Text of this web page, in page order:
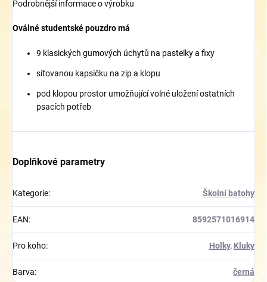
Podrobnější informace o výrobku
Oválné studentské pouzdro má
9 klasických gumových úchytů na pastelky a fixy
síťovanou kapsičku na zip a klopu
pod klopou prostor umožňující volné uložení ostatních
psacích potřeb
Doplňkové parametry
Kategorie: Školní batohy
EAN: 8592571016914
Pro koho: Holky, Kluky
Barva: černá